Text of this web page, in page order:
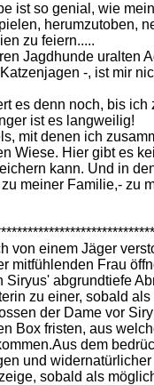
ist so genial, wie
herumzutoben,
zu feiern.....
Jagdhunde uralten
-, ist mir
es denn noch, bis ich
ist es langweilig!
mit denen ich
Wiese. Hier gibt es
kann. Und in
meiner Familie,- zu
von einem Jäger
mitfühlenden Frau
Siryus' abgrundtiefe
zu einer, sobald
der Dame vor
Box fristen, aus
dem
und
sobald als